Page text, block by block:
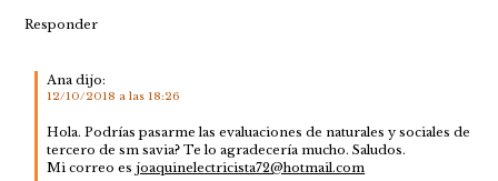
Responder
Ana dijo:
12/10/2018 a las 18:26
Hola. Podrías pasarme las evaluaciones de naturales y sociales de
tercero de sm savia? Te lo agradecería mucho. Saludos.
Mi correo esjoaquinelectricista72@hotmail.com